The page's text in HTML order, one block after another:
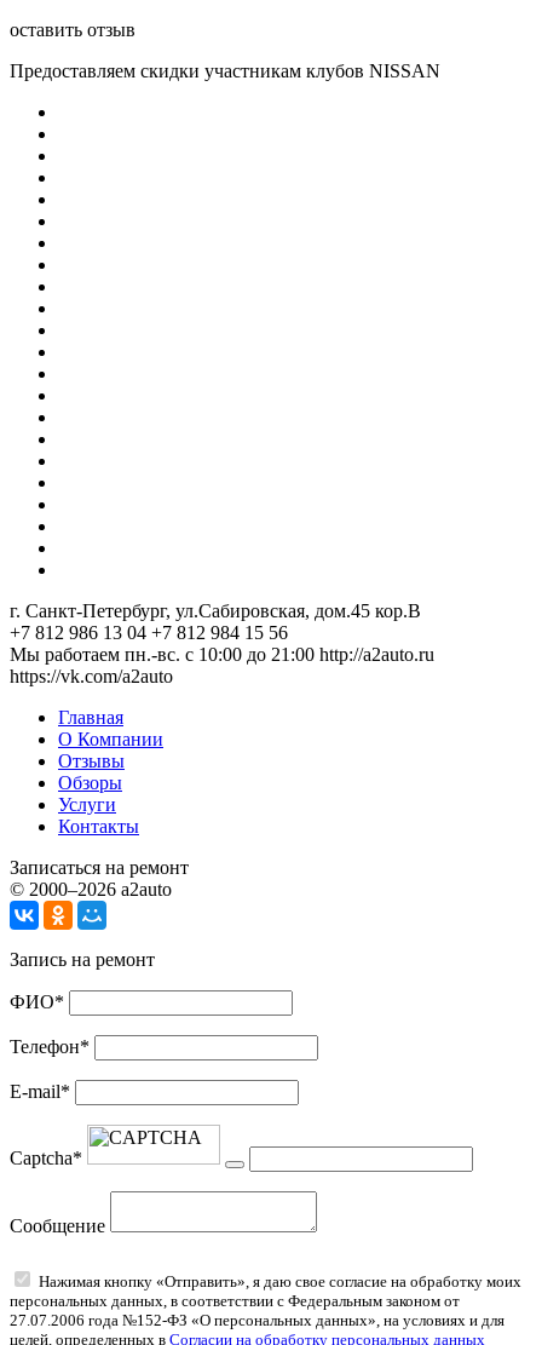
оставить отзыв
Предоставляем скидки участникам клубов NISSAN
г. Санкт-Петербург, ул.Сабировская, дом.45 кор.В
+7 812 986 13 04 +7 812 984 15 56
Мы работаем пн.-вс. с 10:00 до 21:00 http://a2auto.ru
https://vk.com/a2auto
Главная
О Компании
Отзывы
Обзоры
Услуги
Контакты
Записаться на ремонт
© 2000–2026 a2auto
Запись на ремонт
ФИО*
Телефон*
E-mail*
Captcha*
Сообщение
Нажимая кнопку «Отправить», я даю свое согласие на обработку моих
персональных данных, в соответствии с Федеральным законом от
27.07.2006 года №152-ФЗ «О персональных данных», на условиях и для
целей, определенных в Согласии на обработку персональных данных